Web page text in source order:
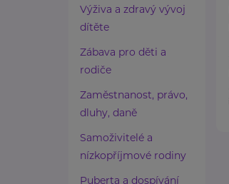
Výživa a zdravý vývoj
dítěte
Zábava pro děti a
rodiče
Zaměstnanost, právo,
dluhy, daně
Samoživitelé a
nízkopříjmové rodiny
Puberta a dospívání